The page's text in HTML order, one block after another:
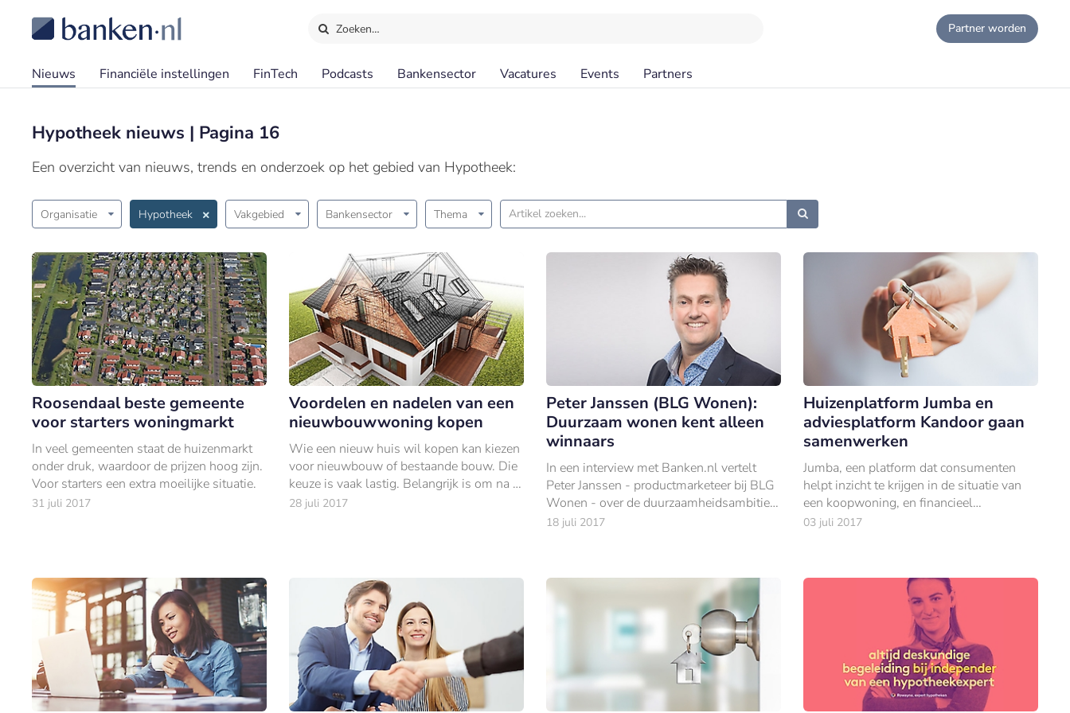
Zoeken… Partner worden
Nieuws Financiële instellingen FinTech Podcasts Bankensector Vacatures Events Partners
Hypotheek nieuws | Pagina 16
Een overzicht van nieuws, trends en onderzoek op het gebied van Hypotheek:
Organisatie Hypotheek Vakgebied Bankensector Thema
Roosendaal beste gemeente
voor starters woningmarkt
In veel gemeenten staat de huizenmarkt
onder druk, waardoor de prijzen hoog zijn.
Voor starters een extra moeilijke situatie.
31 juli 2017
Voordelen en nadelen van een
nieuwbouwwoning kopen
Wie een nieuw huis wil kopen kan kiezen
voor nieuwbouw of bestaande bouw. Die
keuze is vaak lastig. Belangrijk is om na te
gaan wat je zelf wilt en wat je financiële
28 juli 2017
Peter Janssen (BLG Wonen):
Duurzaam wonen kent alleen
winnaars
In een interview met Banken.nl vertelt
Peter Janssen - productmarketeer bij BLG
Wonen - over de duurzaamheidsambitie
van BLG Wonen en de wijze waarop de
18 juli 2017
Huizenplatform Jumba en
adviesplatform Kandoor gaan
samenwerken
Jumba, een platform dat consumenten
helpt inzicht te krijgen in de situatie van
een koopwoning, en financieel
adviesplatform Kandoor hebben een
03 juli 2017